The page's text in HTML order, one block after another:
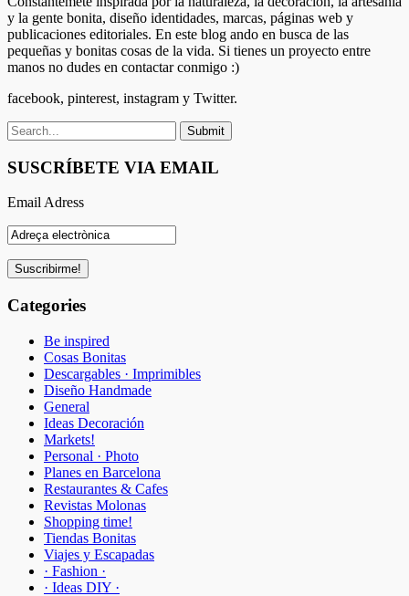
y la gente bonita, diseño identidades, marcas, páginas web y
publicaciones editoriales. En este blog ando en busca de las
pequeñas y bonitas cosas de la vida. Si tienes un proyecto entre
manos no dudes en contactar conmigo :)
facebook, pinterest, instagram y Twitter.
SUSCRÍBETE VIA EMAIL
Email Adress
Categories
Be inspired
Cosas Bonitas
Descargables · Imprimibles
Diseño Handmade
General
Ideas Decoración
Markets!
Personal · Photo
Planes en Barcelona
Restaurantes & Cafes
Revistas Molonas
Shopping time!
Tiendas Bonitas
Viajes y Escapadas
· Fashion ·
· Ideas DIY ·